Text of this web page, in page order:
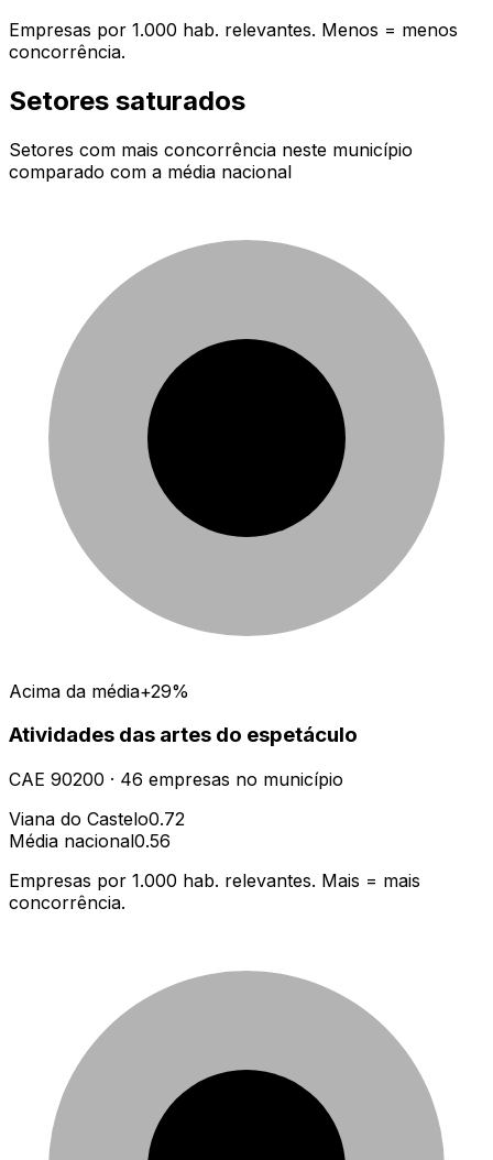
Empresas por 1.000 hab. relevantes. Menos = menos
concorrência.
Setores saturados
Setores com mais concorrência neste município
comparado com a média nacional
Acima da média+29%
Atividades das artes do espetáculo
CAE 90200 · 46 empresas no município
Viana do Castelo0.72
Média nacional0.56
Empresas por 1.000 hab. relevantes. Mais = mais
concorrência.